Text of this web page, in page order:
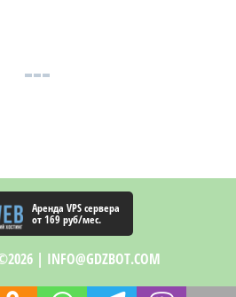
Аренда VPS сервера
от 169 руб/мес.
| INFO@GDZBOT.COM